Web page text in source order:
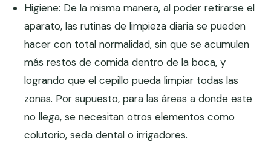
Higiene: De la misma manera, al poder retirarse el
aparato, las rutinas de limpieza diaria se pueden
hacer con total normalidad, sin que se acumulen
más restos de comida dentro de la boca, y
logrando que el cepillo pueda limpiar todas las
zonas. Por supuesto, para las áreas a donde este
no llega, se necesitan otros elementos como
colutorio, seda dental o irrigadores.